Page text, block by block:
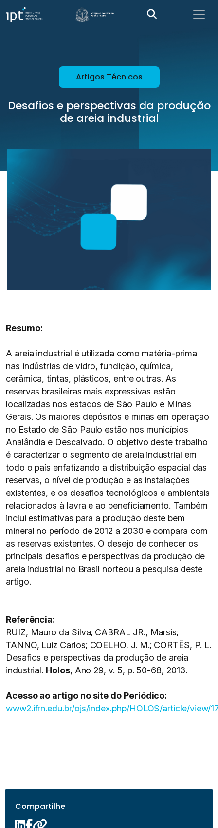
Artigos Técnicos
Desafios e perspectivas da produção
de areia industrial
Resumo:
A areia industrial é utilizada como matéria-prima
nas indústrias de vidro, fundição, química,
cerâmica, tintas, plásticos, entre outras. As
reservas brasileiras mais expressivas estão
localizadas nos estados de São Paulo e Minas
Gerais. Os maiores depósitos e minas em operação
no Estado de São Paulo estão nos municípios
Analândia e Descalvado. O objetivo deste trabalho
é caracterizar o segmento de areia industrial em
todo o país enfatizando a distribuição espacial das
reservas, o nível de produção e as instalações
existentes, e os desafios tecnológicos e ambientais
relacionados à lavra e ao beneficiamento. Também
inclui estimativas para a produção deste bem
mineral no período de 2012 a 2030 e compara com
as reservas existentes. O desejo de conhecer os
principais desafios e perspectivas da produção de
areia industrial no Brasil norteou a pesquisa deste
artigo.
Referência:
RUIZ, Mauro da Silva; CABRAL JR., Marsis;
TANNO, Luiz Carlos; COELHO, J. M.; CORTÊS, P. L.
Desafios e perspectivas da produção de areia
industrial. Holos, Ano 29, v. 5, p. 50-68, 2013.
Acesso ao artigo no site do Periódico:
www2.ifrn.edu.br/ojs/index.php/HOLOS/article/view/
Compartilhe